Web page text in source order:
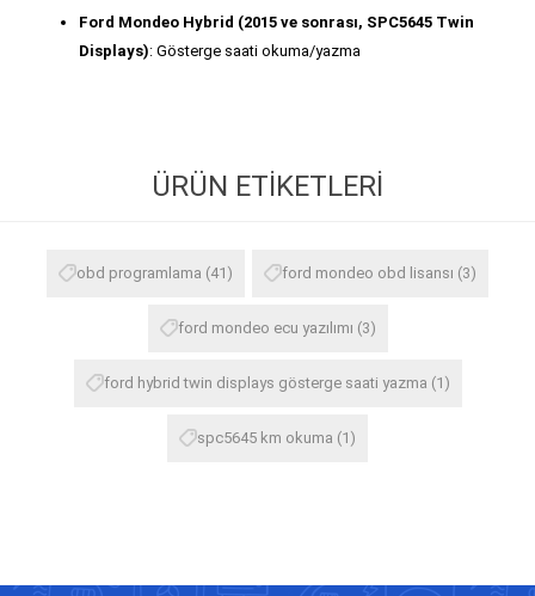
Ford Mondeo Hybrid (2015 ve sonrası, SPC5645 Twin
Displays): Gösterge saati okuma/yazma
ÜRÜN ETIKETLERI
obd programlama (41) ford mondeo obd lisansı (3)
ford mondeo ecu yazılımı (3)
ford hybrid twin displays gösterge saati yazma (1)
spc5645 km okuma (1)